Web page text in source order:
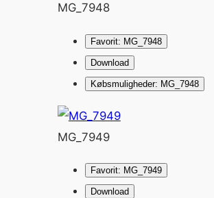
MG_7948
Favorit: MG_7948
Download
Købsmuligheder: MG_7948
MG_7949
Favorit: MG_7949
Download